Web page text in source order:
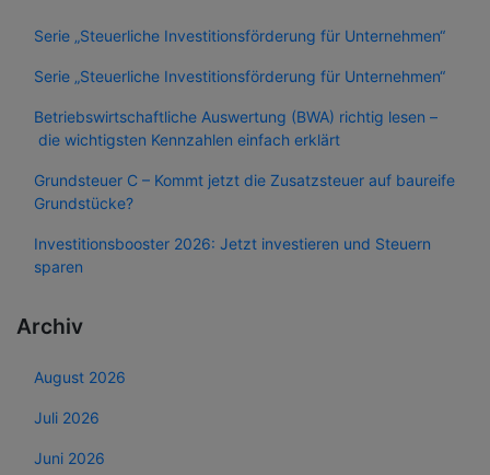
Serie „Steuerliche Investitionsförderung für Unternehmen“
Serie „Steuerliche Investitionsförderung für Unternehmen“
Betriebswirtschaftliche Auswertung (BWA) richtig lesen –
die wichtigsten Kennzahlen einfach erklärt
Grundsteuer C – Kommt jetzt die Zusatzsteuer auf baureife
Grundstücke?
Investitionsbooster 2026: Jetzt investieren und Steuern
sparen
Archiv
August 2026
Juli 2026
Juni 2026